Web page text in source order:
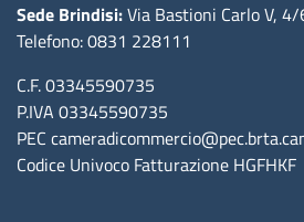
Sede Brindisi:Via Bastioni Carlo V,
Telefono: 0831 228111
C.F. 03345590735
P.IVA 03345590735
PEC
Codice Univoco Fatturazione HGFHKF